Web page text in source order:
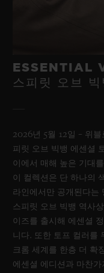
ESSENTIAL
스피릿 오브
2026년 5월 12일 – 위
피릿 오브 빅뱅 에센셜
이에서 매해 높은 기대
이 컬렉션은 단 하나의
라인에서만 공개된다는
스피릿 오브 빅뱅 역사
이즈를 출시해 에센셜
니다. 또한 토프 컬러를
크롬 세계를 한층 더 확
에센셜 에디션과 마찬